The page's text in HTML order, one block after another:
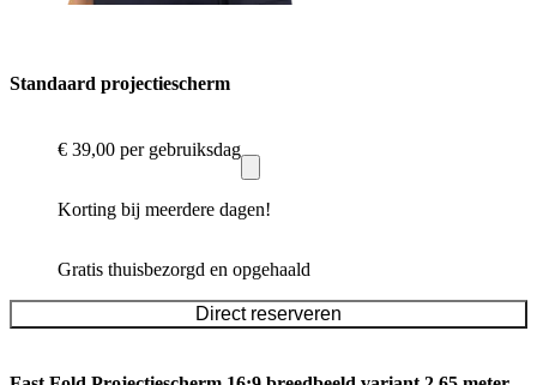
Standaard projectiescherm
€ 39,00 per gebruiksdag
Korting bij meerdere dagen!
Gratis thuisbezorgd en opgehaald
Direct reserveren